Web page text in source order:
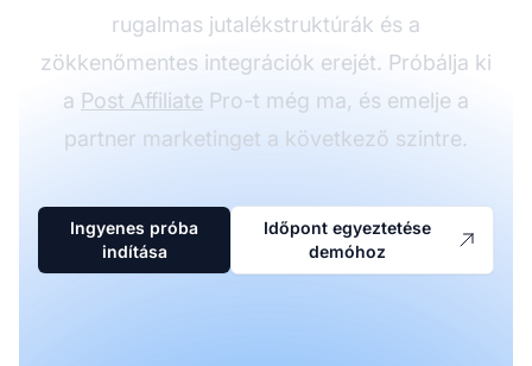
rugalmas jutalékstruktúrák és a
zökkenőmentes integrációk erejét. Próbálja ki
a Post Affiliate Pro-t még ma, és emelje a
partner marketinget a következő szintre.
Ingyenes próba
indítása
Időpont egyeztetése
demóhoz